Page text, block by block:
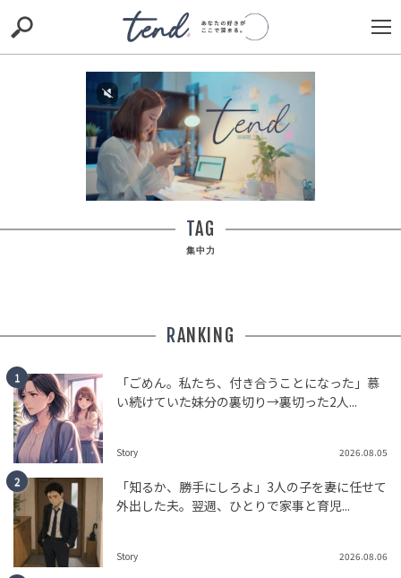
お出かけ original RECOMMED
nordot RECOMMEND ARENA
省したワケ
TREND（トレンド深堀）
STORY
「娘ちゃんセンスあるなぁ」娘がまさかの自作！段ボー
ルから生まれた「メロンPC」その可愛すぎる発想に脱帽
00:00/00:30
TAG
集中力
RANKING
「ごめん。私たち、付き合うことになった」慕
い続けていた妹分の裏切り→裏切った2人...
Story 2026.08.05
「知るか、勝手にしろよ」3人の子を妻に任せて
外出した夫。翌週、ひとりで家事と育児...
Story 2026.08.06